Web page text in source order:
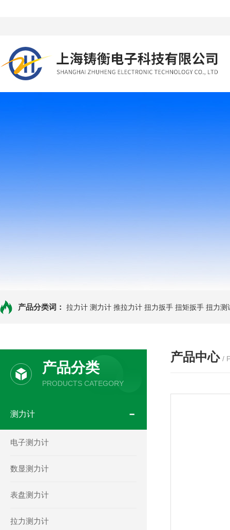
产品分类词： 拉力计 测力计 推拉力计 扭力扳手 扭矩扳手 扭力测
产品分类
PRODUCTS CATEGORY
测力计
电子测力计
数显测力计
表盘测力计
拉力测力计
产品中心 /